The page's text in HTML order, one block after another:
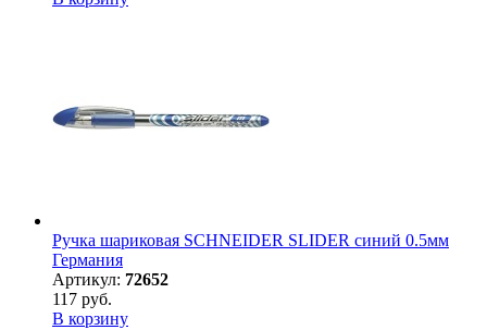
Ручка шариковая SCHNEIDER SLIDER синий 0.5мм
Германия
Артикул: 72652
117 руб.
В корзину